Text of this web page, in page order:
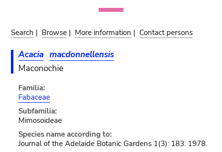
Search | Browse | More information | Contact persons
Acacia macdonnellensis
Maconochie
Familia:
Fabaceae
Subfamilia:
Mimosoideae
Species name according to:
Journal of the Adelaide Botanic Gardens 1(3): 183. 1978.